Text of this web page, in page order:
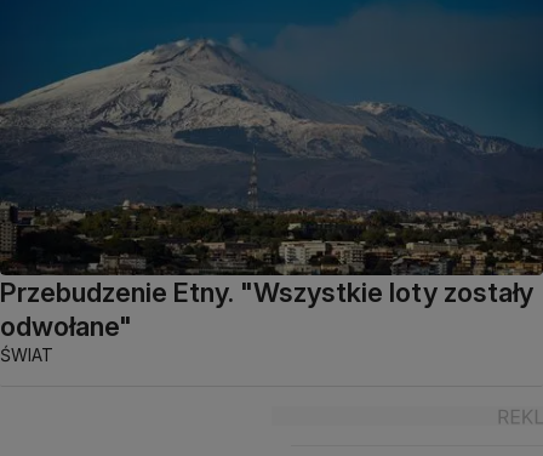
Przebudzenie Etny. "Wszystkie loty zostały
odwołane"
ŚWIAT